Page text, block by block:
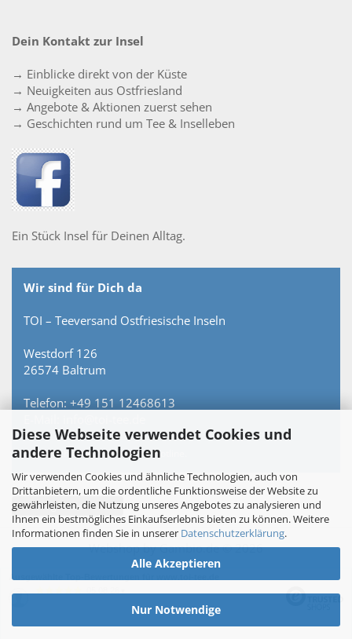
Diese Webseite verwendet Cookies und
andere Technologien
Wir verwenden Cookies und ähnliche Technologien, auch von
Drittanbietern, um die ordentliche Funktionsweise der Website zu
gewährleisten, die Nutzung unseres Angebotes zu analysieren und
Ihnen ein bestmögliches Einkaufserlebnis bieten zu können. Weitere
Informationen finden Sie in unserer Datenschutzerklärung.
Alle Akzeptieren
Nur Notwendige
Dein Kontakt zur Insel
→ Einblicke direkt von der Küste
→ Neuigkeiten aus Ostfriesland
→ Angebote & Aktionen zuerst sehen
→ Geschichten rund um Tee & Inselleben
Ein Stück Insel für Deinen Alltag.
Wir sind für Dich da
TOI – Teeversand Ostfriesische Inseln
Westdorf 126
26574 Baltrum
Telefon: +49 151 12468613
Persönlich erreichbar – keine Hotline.
Vertrag widerrufen
Webshopby Gambio.de © 2026
Ausgewählte Top-Bewertungen für www.toi-tee.de